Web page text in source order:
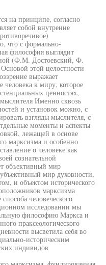
на принципе, согласно
собой внутренне
что с формально-
философия выглядит
(Ф.М. Достоевский, Ф.
этой целостности
выражает
к миру, которое
ценностях,
Именно сквозь
и установок можно, с
взгляды мыслителя, с
моменты и аспекты
лежащей в основе
марксизма и особенно
о человеке как
сознательной
объективный мир
мир духовности,
и объектом исторического
марксизма
человеческого
исследовании мы
философию Маркса и
праксеологического
высветила себя во
историческим
индивидов